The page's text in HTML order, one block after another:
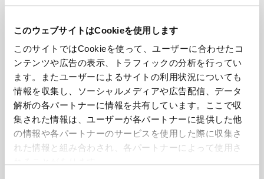
このウェブサイトはCookieを使用します
このサイトではCookieを使って、ユーザーに合わせたコ
ンテンツや広告の表示、トラフィックの分析を行ってい
ます。またユーザーによるサイトの利用状況についても
情報を収集し、ソーシャルメディアや広告配信、データ
解析の各パートナーに情報を共有しています。ここで収
集された情報は、ユーザーが各パートナーに提供した他
の情報や各パートナーのサービスを使用した際に収集さ
れた情報と組み合わされ、各パートナーによって使用さ
企業情報
製品紹介
導入事例
ニュース